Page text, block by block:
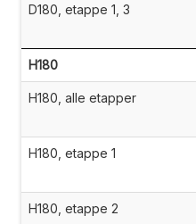
D180, etappe 1, 3
H180
H180, alle etapper
H180, etappe 1
H180, etappe 2